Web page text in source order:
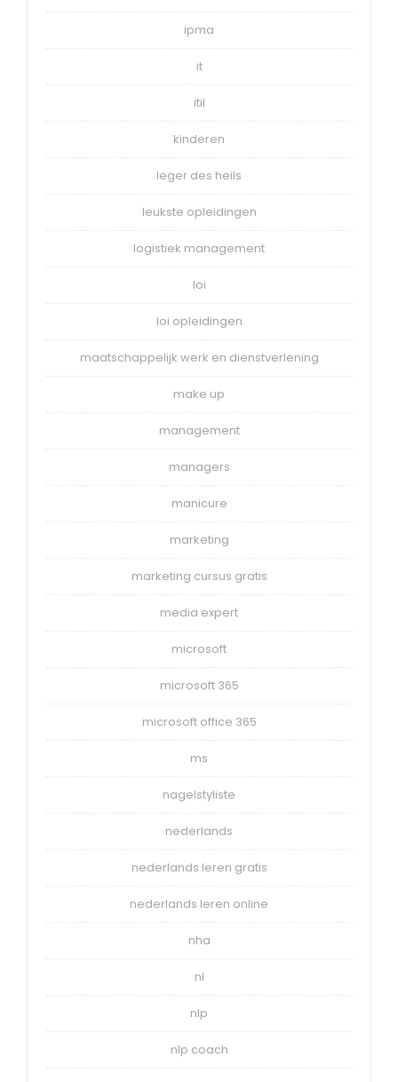
ipma
it
itil
kinderen
leger des heils
leukste opleidingen
logistiek management
loi
loi opleidingen
maatschappelijk werk en dienstverlening
make up
management
managers
manicure
marketing
marketing cursus gratis
media expert
microsoft
microsoft 365
microsoft office 365
ms
nagelstyliste
nederlands
nederlands leren gratis
nederlands leren online
nha
nl
nlp
nlp coach